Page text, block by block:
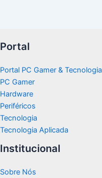
Portal
Portal PC Gamer & Tecnologia
PC Gamer
Hardware
Periféricos
Tecnologia
Tecnologia Aplicada
Institucional
Sobre Nós